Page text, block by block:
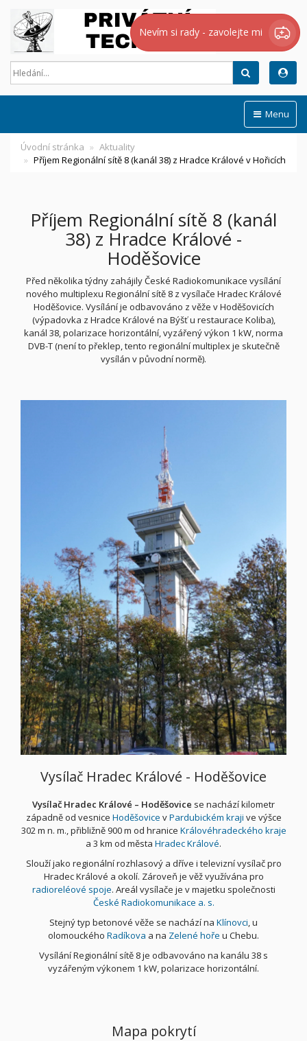
Nevím si rady - zavolejte mi
Menu
Úvodní stránka
Aktuality
Příjem Regionální sítě 8 (kanál 38) z Hradce Králové v Hořicích
Příjem Regionální sítě 8 (kanál
38) z Hradce Králové -
Hoděšovice
Před několika týdny zahájily České Radiokomunikace vysílání
nového multiplexu Regionální sítě 8 z vysílače Hradec Králové
Hoděšovice. Vysílání je odbavováno z věže v Hoděšovicích
(výpadovka z Hradce Králové na Býšť u restaurace Koliba),
kanál 38, polarizace horizontální, vyzářený výkon 1 kW, norma
DVB-T (není to překlep, tento regionální multiplex je skutečně
vysílán v původní normě).
Vysílač Hradec Králové - Hoděšovice
Vysílač Hradec Králové – Hoděšovice se nachází kilometr
západně od vesnice Hoděšovice vPardubickém kraji ve výšce
302 m n. m., přibližně 900 m od hranice Královéhradeckého kraje
a 3 km od města Hradec Králové.
Slouží jako regionální rozhlasový a dříve i televizní vysílač pro
Hradec Králové a okolí. Zároveň je věž využívána pro
radioreléové spoje. Areál vysílače je v majetku společnosti
České Radiokomunikace a. s.
Stejný typ betonové věže se nachází na Klínovci, u
olomouckého Radíkova a na Zelené hoře u Chebu.
Vysílání Regionální sítě 8 je odbavováno na kanálu 38 s
vyzářeným výkonem 1 kW, polarizace horizontální.
Mapa pokrytí